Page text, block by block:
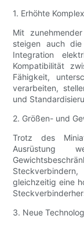
1. Erhöhte
Mit
steigen auch
Integration
Kompatibilität
Fähigkeit,
verarbeiten,
und
2. Größen- und
Trotz des
Ausrüstung
gleichzeitig eine
3. Neue